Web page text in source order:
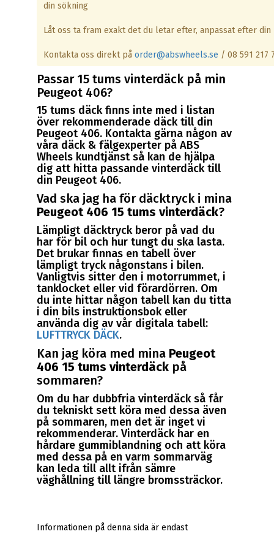
din sökning
Låt oss ta fram exakt det du letar efter, anpassat efter din
Kontakta oss direkt på order@abswheels.se / 08 591 217
Passar 15 tums vinterdäck på min
Peugeot 406?
15 tums däck finns inte med i listan
över rekommenderade däck till din
Peugeot 406. Kontakta gärna någon av
våra däck & fälgexperter på ABS
Wheels kundtjänst så kan de hjälpa
dig att hitta passande vinterdäck till
din Peugeot 406.
Vad ska jag ha för däcktryck i mina
Peugeot 406 15 tums vinterdäck?
Lämpligt däcktryck beror på vad du
har för bil och hur tungt du ska lasta.
Det brukar finnas en tabell över
lämpligt tryck någonstans i bilen.
Vanligtvis sitter den i motorrummet, i
tanklocket eller vid förardörren. Om
du inte hittar någon tabell kan du titta
i din bils instruktionsbok eller
använda dig av vår digitala tabell:
LUFTTRYCK DÄCK.
Kan jag köra med mina Peugeot
406 15 tums vinterdäckpå
sommaren?
Om du har dubbfria vinterdäck så får
du tekniskt sett köra med dessa även
på sommaren, men det är inget vi
rekommenderar. Vinterdäck har en
hårdare gummiblandning och att köra
med dessa på en varm sommarväg
kan leda till allt ifrån sämre
väghållning till längre bromssträckor.
Informationen på denna sida är endast